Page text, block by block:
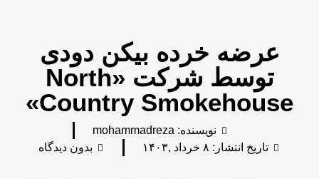
عرضه خرده بیکن دودی
توسط شرکت «North
Country Smokehouse»
نویسنده:mohammadreza
تاریخ انتشار:۸ خرداد ,۱۴۰۳ بدون دیدگاه